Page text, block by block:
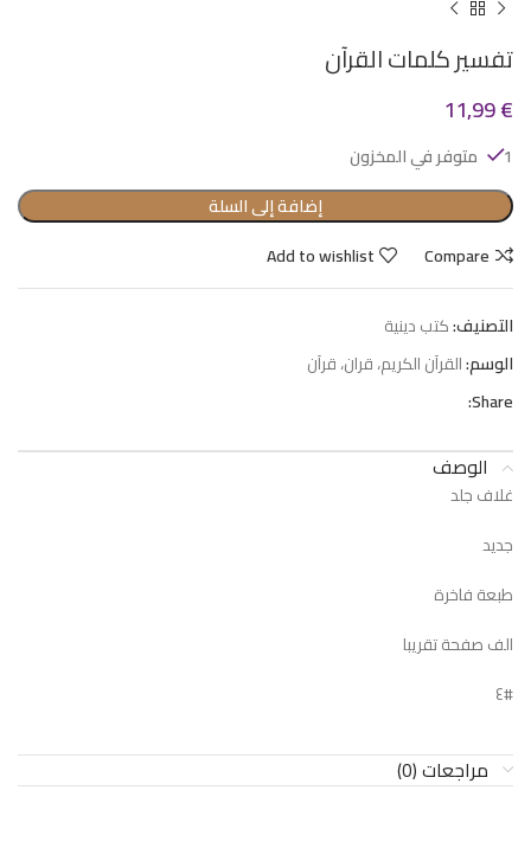
تفسير كلمات القرآن
11,99€
1 متوفر في المخزون
إضافة إلى السلة
Compare
Add to wishlist
التصنيف:كتب دينية
الوسم:القرآن الكريم، قران، قرآن
Share:
الوصف
غلاف جلد
جديد
طبعة فاخرة
الف صفحة تقريبا
#٤
مراجعات (0)